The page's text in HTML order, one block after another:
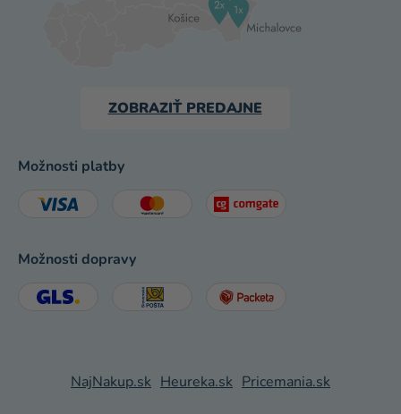
ZOBRAZIŤ PREDAJNE
Možnosti platby
Možnosti dopravy
NajNakup.sk Heureka.sk Pricemania.sk